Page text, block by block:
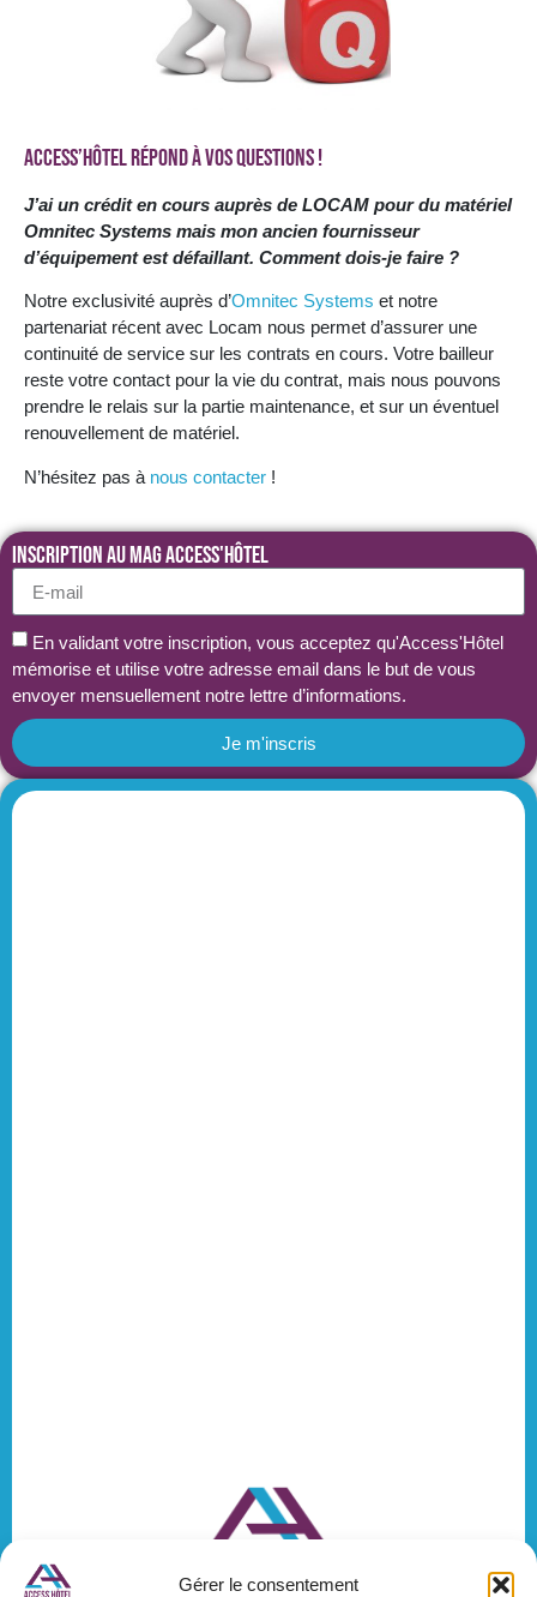
Gérer le consentement
Access’Hôtel répond à vos questions !
J’ai un crédit en cours auprès de LOCAM pour du matériel
Omnitec Systems mais mon ancien fournisseur
d’équipement est défaillant. Comment dois-je faire ?
Notre exclusivité auprès d’Omnitec Systems et notre
partenariat récent avec Locam nous permet d’assurer une
continuité de service sur les contrats en cours. Votre bailleur
reste votre contact pour la vie du contrat, mais nous pouvons
prendre le relais sur la partie maintenance, et sur un éventuel
renouvellement de matériel.
N’hésitez pas à nous contacter !
Inscription au MAG Access'Hôtel
En validant votre inscription, vous acceptez qu'Access'Hôtel
mémorise et utilise votre adresse email dans le but de vous
envoyer mensuellement notre lettre d’informations.
Je m'inscris